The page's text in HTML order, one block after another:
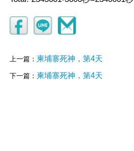
上一篇： 柬埔寨死神，第4天
下一篇： 柬埔寨死神，第4天